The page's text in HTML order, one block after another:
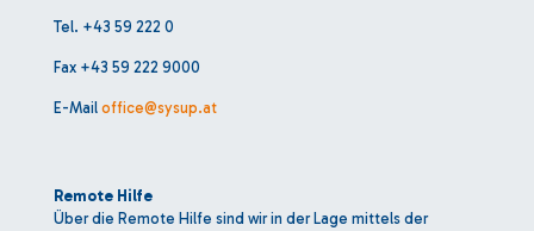
Tel. +43 59 222 0
Fax +43 59 222 9000
E-Mail office@sysup.at
Remote Hilfe
Über die Remote Hilfe sind wir in der Lage mittels der